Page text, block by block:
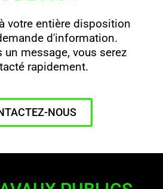
votre entière disposition
d'information.
un message, vous serez
rapidement.
NOUS